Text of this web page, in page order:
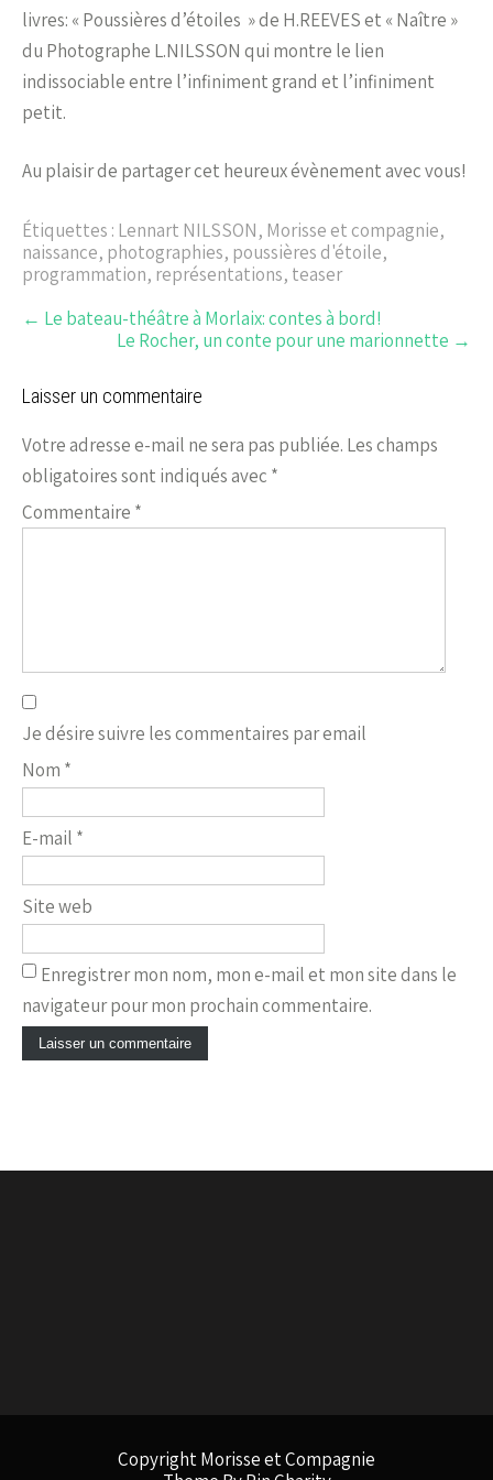
livres: « Poussières d’étoiles » de H.REEVES et « Naître »
du Photographe L.NILSSON qui montre le lien
indissociable entre l’infiniment grand et l’infiniment
petit.
Au plaisir de partager cet heureux évènement avec vous!
Étiquettes : Lennart NILSSON, Morisse et compagnie,
naissance, photographies, poussières d'étoile,
programmation, représentations, teaser
← Le bateau-théâtre à Morlaix: contes à bord!
Le Rocher, un conte pour une marionnette →
Laisser un commentaire
Votre adresse e-mail ne sera pas publiée. Les champs
obligatoires sont indiqués avec *
Commentaire *
Je désire suivre les commentaires par email
Nom *
E-mail *
Site web
Enregistrer mon nom, mon e-mail et mon site dans le
navigateur pour mon prochain commentaire.
Copyright Morisse et Compagnie